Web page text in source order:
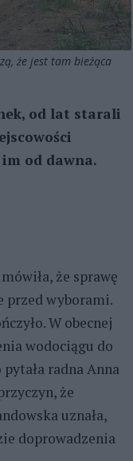
że jest tam bieżąca
od lat starali
od dawna.
że sprawę
przed wyborami.
W obecnej
wodociągu do
radna Anna
że
uznała,
doprowadzenia